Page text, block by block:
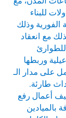
للبناء
الفورية وذلك
مع انعقاد
وربطها
على مدار الـ
أعمال رفع
بالميادين